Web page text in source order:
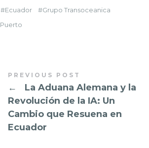
Ecuador
Grupo Transoceanica
Puerto
PREVIOUS POST
←
La Aduana Alemana y la
Revolución de la IA: Un
Cambio que Resuena en
Ecuador